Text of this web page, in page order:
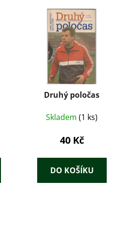
Druhý poločas
Skladem (1 ks)
40 Kč
DO KOŠÍKU